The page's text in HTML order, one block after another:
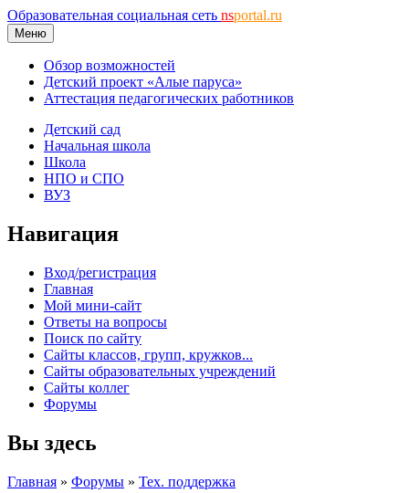
Образовательная социальная сеть nsportal.ru
Меню
Обзор возможностей
Детский проект «Алые паруса»
Аттестация педагогических работников
Детский сад
Начальная школа
Школа
НПО и СПО
ВУЗ
Навигация
Вход/регистрация
Главная
Мой мини-сайт
Ответы на вопросы
Поиск по сайту
Сайты классов, групп, кружков...
Сайты образовательных учреждений
Сайты коллег
Форумы
Вы здесь
Главная » Форумы » Тех. поддержка